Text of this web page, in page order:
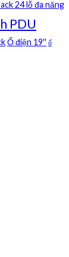
24 lỗ đa năng
PDU
Ổ điện 19'' ổ